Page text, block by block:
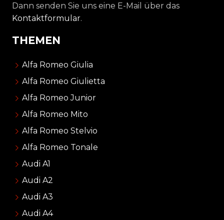
Dann senden Sie uns eine E-Mail über das
Kontaktformular.
THEMEN
Alfa Romeo Giulia
Alfa Romeo Giulietta
Alfa Romeo Junior
Alfa Romeo Mito
Alfa Romeo Stelvio
Alfa Romeo Tonale
Audi A1
Audi A2
Audi A3
Audi A4